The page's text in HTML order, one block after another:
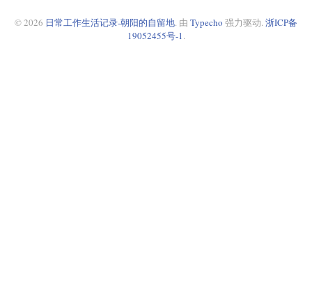
© 2026 日常工作生活记录-朝阳的自留地. 由 Typecho 强力驱动. 浙ICP备
19052455号-1.